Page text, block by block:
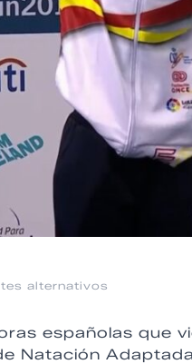
alternativos
españolas que
Natación